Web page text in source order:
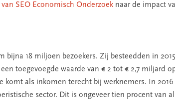
SEO Economisch Onderzoek naar de impact
bijna 18 miljoen bezoekers. Zij besteedden in
toegevoegde waarde van € 2 tot € 2,7 miljard
komt als inkomen terecht bij werknemers. In
sector. Dit is ongeveer tien procent van